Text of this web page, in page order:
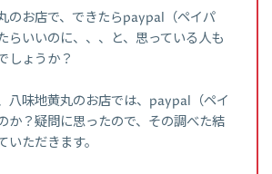
のお店で、できたらpaypal（ペイパ
らいいのに、、、と、思っている人も
しょうか？
八味地黄丸のお店では、paypal（ペイ
か？疑問に思ったので、その調べた結
ただきます。